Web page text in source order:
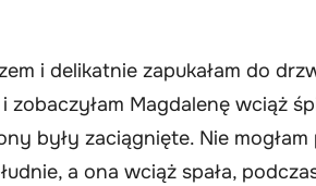
i delikatnie zapukałam do
Magdalenę wciąż
były zaciągnięte. Nie
a ona wciąż spała,